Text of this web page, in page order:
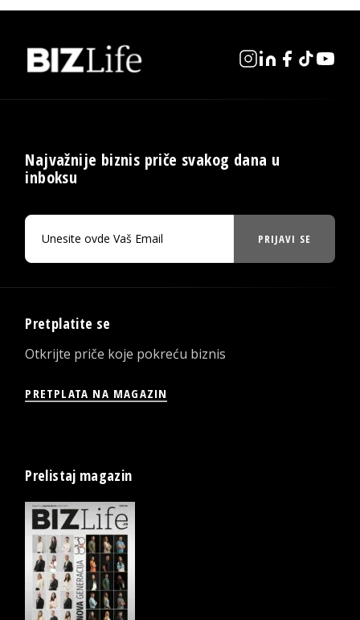
Najvažnije biznis priče svakog dana u
inboksu
PRIJAVI SE
Pretplatite se
Otkrijte priče koje pokreću biznis
PRETPLATA NA MAGAZIN
Prelistaj magazin